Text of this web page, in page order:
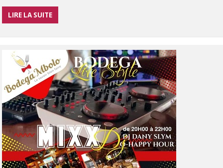
LIRE LA SUITE